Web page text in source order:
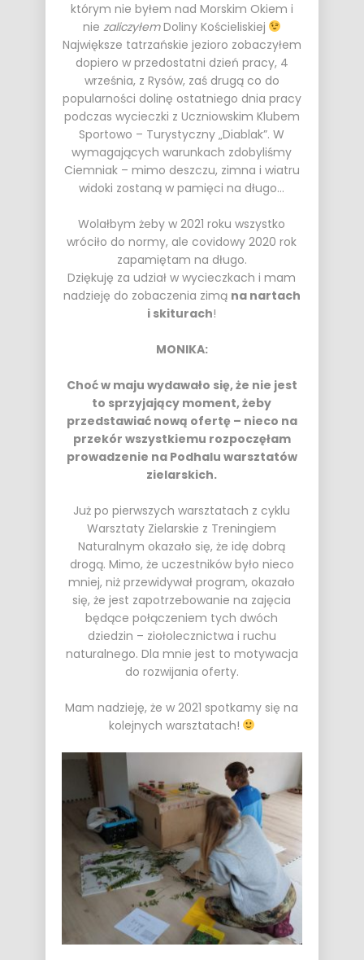
którym nie byłem nad Morskim Okiem i
nie zaliczyłemDoliny Kościeliskiej
Największe tatrzańskie jezioro zobaczyłem
dopiero w przedostatni dzień pracy, 4
września, z Rysów, zaś drugą co do
popularności dolinę ostatniego dnia pracy
podczas wycieczki z Uczniowskim Klubem
Sportowo – Turystyczny „Diablak”. W
wymagających warunkach zdobyliśmy
Ciemniak – mimo deszczu, zimna i wiatru
widoki zostaną w pamięci na długo…
Wolałbym żeby w 2021 roku wszystko
wróciło do normy, ale covidowy 2020 rok
zapamiętam na długo.
Dziękuję za udział w wycieczkach i mam
nadzieję do zobaczenia zimą na nartach
i skiturach!
MONIKA:
Choć w maju wydawało się, że nie jest
to sprzyjający moment, żeby
przedstawiać nową ofertę – nieco na
przekór wszystkiemu rozpoczęłam
prowadzenie na Podhalu warsztatów
zielarskich.
Już po pierwszych warsztatach z cyklu
Warsztaty Zielarskie z Treningiem
Naturalnym okazało się, że idę dobrą
drogą. Mimo, że uczestników było nieco
mniej, niż przewidywał program, okazało
się, że jest zapotrzebowanie na zajęcia
będące połączeniem tych dwóch
dziedzin – ziołolecznictwa i ruchu
naturalnego. Dla mnie jest to motywacja
do rozwijania oferty.
Mam nadzieję, że w 2021 spotkamy się na
kolejnych warsztatach!